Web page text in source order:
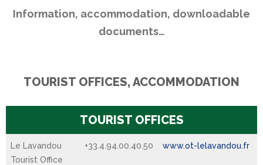
Information, accommodation, downloadable
documents…
TOURIST OFFICES, ACCOMMODATION
TOURIST OFFICES
Le Lavandou
Tourist Office
+33.4.94.00.40.50 www.ot-lelavandou.fr